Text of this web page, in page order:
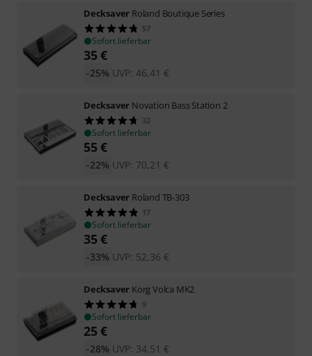
Decksaver Roland Boutique Series
57
Sofort lieferbar
35€
UVP: 46,41 €
-25%
Decksaver Novation Bass Station 2
32
Sofort lieferbar
55€
UVP: 70,21 €
-22%
Decksaver Roland TB-303
17
Sofort lieferbar
35€
UVP: 52,36 €
-33%
Decksaver Korg Volca MK2
9
Sofort lieferbar
25€
UVP: 34,51 €
-28%